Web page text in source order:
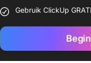
Gebruik ClickUp